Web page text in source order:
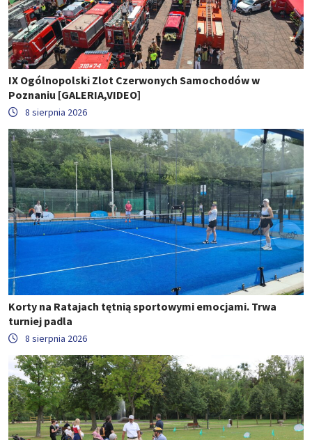
IX Ogólnopolski Zlot Czerwonych Samochodów w
Poznaniu [GALERIA,VIDEO]
8 sierpnia 2026
Korty na Ratajach tętnią sportowymi emocjami. Trwa
turniej padla
8 sierpnia 2026